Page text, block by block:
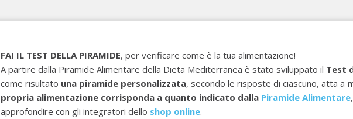
FAI IL TEST DELLA PIRAMIDE, per verificare come è la tua alimentazione!
A partire dalla Piramide Alimentare della Dieta Mediterranea è stato sviluppato il Test
come risultato una piramide personalizzata, secondo le risposte di ciascuno, atta a
propria alimentazione corrisponda a quanto indicato dalla Piramide Alimentare
approfondire con gli integratori dello shop online.